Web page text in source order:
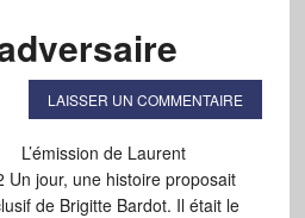
LAISSER UN COMMENTAIRE
L’émission de Laurent
Un jour, une histoire proposait
de Brigitte Bardot. Il était le